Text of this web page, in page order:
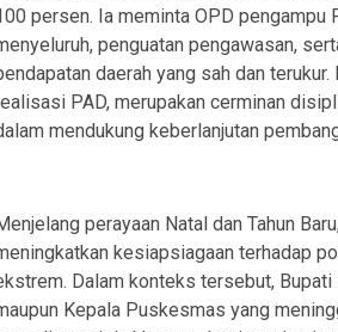
persen. Ia meminta OPD pengampu
penguatan pengawasan,
daerah yang sah dan
PAD, merupakan cerminan
mendukung keberlanjutan
perayaan Natal dan Tahun
kesiapsiagaan terhadap
Dalam konteks tersebut, Bupati
Kepala Puskesmas yang